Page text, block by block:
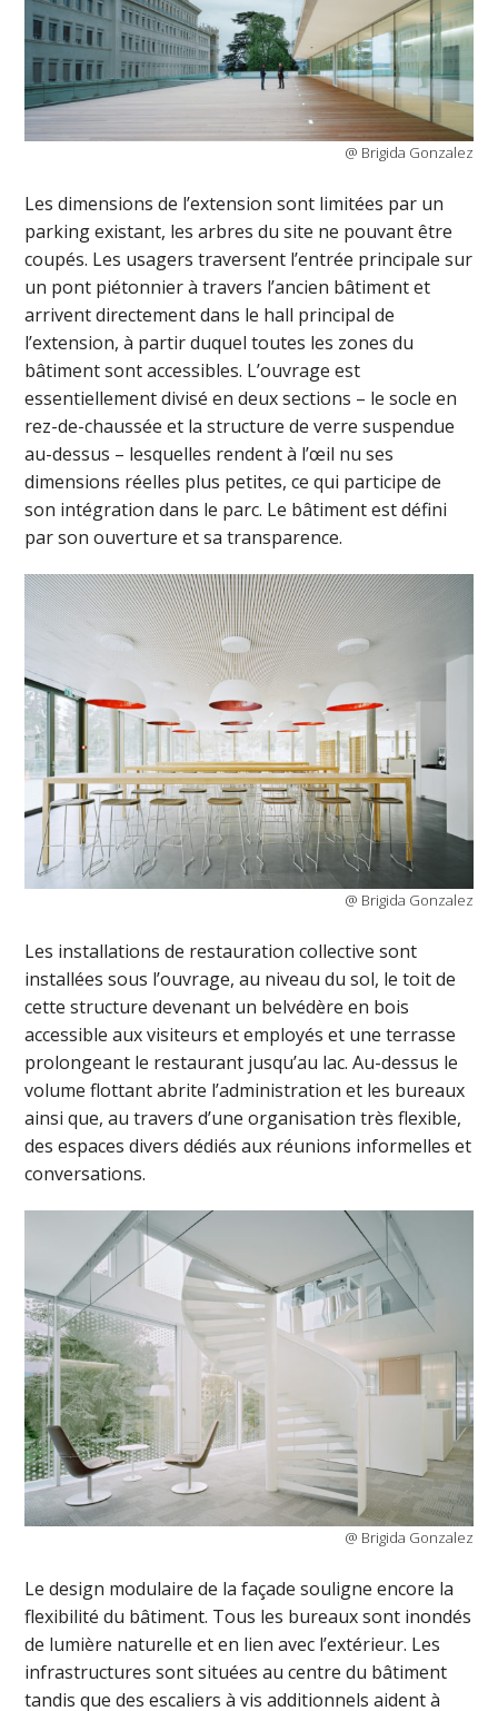
@ Brigida Gonzalez
Les dimensions de l’extension sont limitées par un
parking existant, les arbres du site ne pouvant être
coupés. Les usagers traversent l’entrée principale sur
un pont piétonnier à travers l’ancien bâtiment et
arrivent directement dans le hall principal de
l’extension, à partir duquel toutes les zones du
bâtiment sont accessibles. L’ouvrage est
essentiellement divisé en deux sections – le socle en
rez-de-chaussée et la structure de verre suspendue
au-dessus – lesquelles rendent à l’œil nu ses
dimensions réelles plus petites, ce qui participe de
son intégration dans le parc. Le bâtiment est défini
par son ouverture et sa transparence.
@ Brigida Gonzalez
Les installations de restauration collective sont
installées sous l’ouvrage, au niveau du sol, le toit de
cette structure devenant un belvédère en bois
accessible aux visiteurs et employés et une terrasse
prolongeant le restaurant jusqu’au lac. Au-dessus le
volume flottant abrite l’administration et les bureaux
ainsi que, au travers d’une organisation très flexible,
des espaces divers dédiés aux réunions informelles et
conversations.
@ Brigida Gonzalez
Le design modulaire de la façade souligne encore la
flexibilité du bâtiment. Tous les bureaux sont inondés
de lumière naturelle et en lien avec l’extérieur. Les
infrastructures sont situées au centre du bâtiment
tandis que des escaliers à vis additionnels aident à